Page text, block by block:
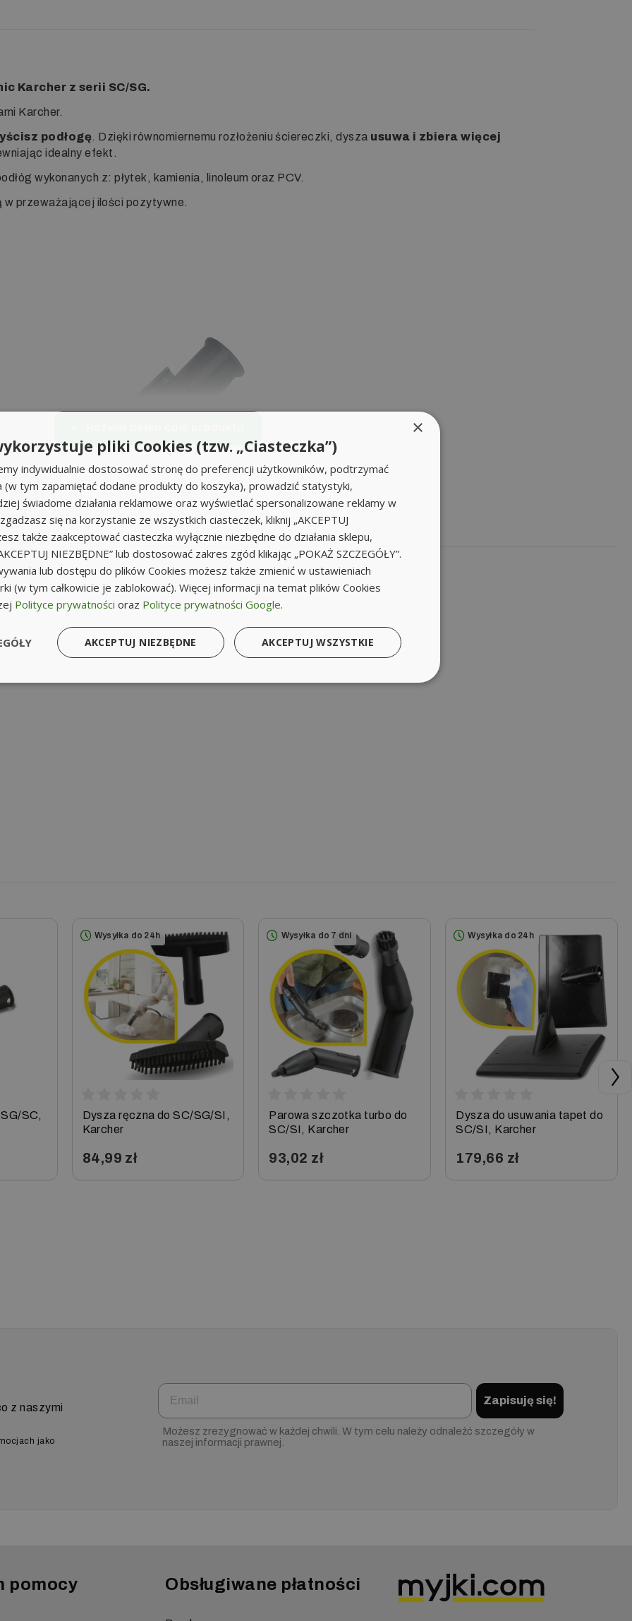
Karcher z serii SC/SG.
Karcher.
podłogę. Dzięki równomiernemu rozłożeniu ściereczki, dysza usuwa i zbiera więcej
idealny efekt.
wykonanych z: płytek, kamienia, linoleum oraz PCV.
w przeważającej ilości pozytywne.
SC 1502 z żelazkiem
SC 1702 B
SC 1702 B Profi
SC 2.500 C
SC 2.600 C
SC 2.600 CB
SC 4.100 CB
SC 5.800 C
SC 5.800 CB
SC 6.800 C
SC 6.800 CB
SI 2.600 CB
SI 4.100 CB
SC,
Wysyłka do 24h
Dysza ręczna do SC/SG/SI,
Karcher
84,99 zł
Wysyłka do 7 dni
Parowa szczotka turbo do
SC/SI, Karcher
93,02 zł
Wysyłka do 24h
Dysza do usuwania tapet do
SC/SI, Karcher
179,66 zł
z naszymi
jako
Email
Zapisuję się!
Możesz zrezygnować w każdej chwili. W tym celu należy odnaleźć szczegóły w
naszej informacji prawnej.
pomocy Obsługiwane płatności
×
pliki Cookies (tzw. „Ciasteczka”)
indywidualnie dostosować stronę do preferencji użytkowników, podtrzymać
(w tym zapamiętać dodane produkty do koszyka), prowadzić statystyki,
świadome działania reklamowe oraz wyświetlać spersonalizowane reklamy w
się na korzystanie ze wszystkich ciasteczek, kliknij „AKCEPTUJ
także zaakceptować ciasteczka wyłącznie niezbędne do działania sklepu,
NIEZBĘDNE” lub dostosować zakres zgód klikając „POKAŻ SZCZEGÓŁY”.
lub dostępu do plików Cookies możesz także zmienić w ustawieniach
(w tym całkowicie je zablokować). Więcej informacji na temat plików Cookies
Polityce prywatności oraz Polityce prywatności Google.
AKCEPTUJ WSZYSTKIE
AKCEPTUJ NIEZBĘDNE